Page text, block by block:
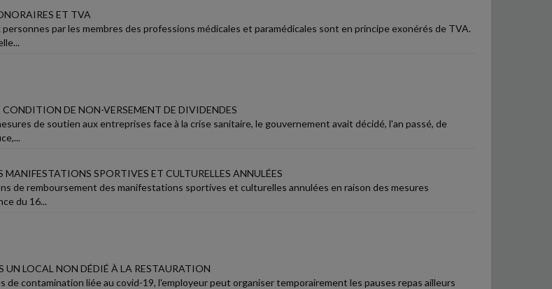
ET TVA
par les membres des professions médicales et paramédicales sont en principe exonérés de TVA.
CONDITION DE NON-VERSEMENT DE DIVIDENDES
de soutien aux entreprises face à la crise sanitaire, le gouvernement avait décidé, l'an passé, de
MANIFESTATIONS SPORTIVES ET CULTURELLES ANNULÉES
de remboursement des manifestations sportives et culturelles annulées en raison des mesures
du 16...
UN LOCAL NON DÉDIÉ À LA RESTAURATION
de contamination liée au covid-19, l'employeur peut organiser temporairement les pauses repas ailleurs